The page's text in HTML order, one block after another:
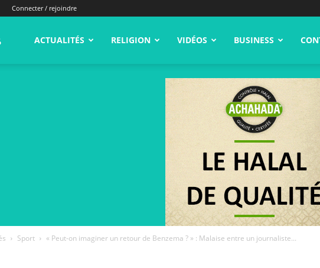
Connecter / rejoindre
alNas.fr ACTUALITÉS RELIGION VIDÉOS BUSINESS
Sport « Peut-on imaginer un retour de Benzema ? » : Malaise entre un journaliste...